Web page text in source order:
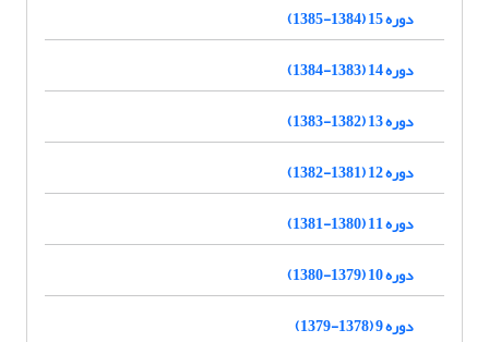
دوره 15 (1384-1385)
دوره 14 (1383-1384)
دوره 13 (1382-1383)
دوره 12 (1381-1382)
دوره 11 (1380-1381)
دوره 10 (1379-1380)
دوره 9 (1378-1379)